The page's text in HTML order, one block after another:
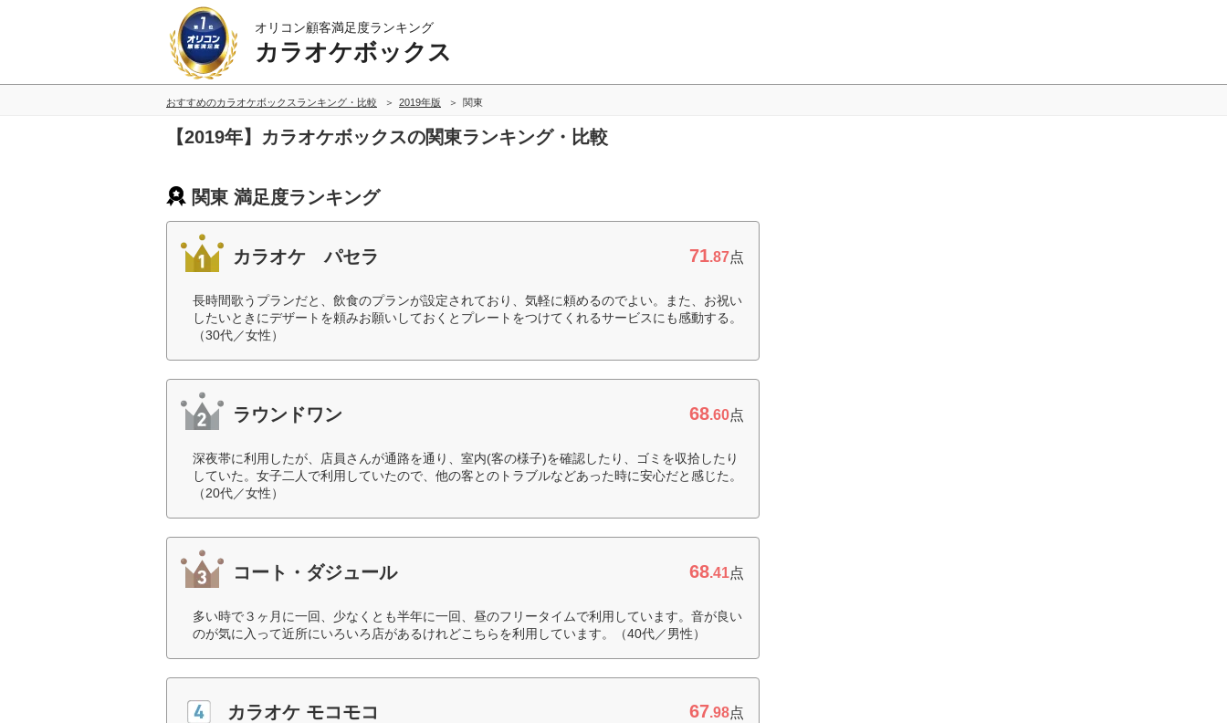
オリコン顧客満足度ランキング
カラオケボックス
おすすめのカラオケボックスランキング・比較 2019年版 関東
【2019年】カラオケボックスの関東ランキング・比較
関東 満足度ランキング
カラオケ パセラ 71.87点
長時間歌うプランだと、飲食のプランが設定されており、気軽に頼めるのでよい。また、お祝い
したいときにデザートを頼みお願いしておくとプレートをつけてくれるサービスにも感動する。
（30代／女性）
ラウンドワン 68.60点
深夜帯に利用したが、店員さんが通路を通り、室内(客の様子)を確認したり、ゴミを収拾したり
していた。女子二人で利用していたので、他の客とのトラブルなどあった時に安心だと感じた。
（20代／女性）
コート・ダジュール 68.41点
多い時で３ヶ月に一回、少なくとも半年に一回、昼のフリータイムで利用しています。音が良い
のが気に入って近所にいろいろ店があるけれどこちらを利用しています。（40代／男性）
カラオケ モコモコ 67.98点